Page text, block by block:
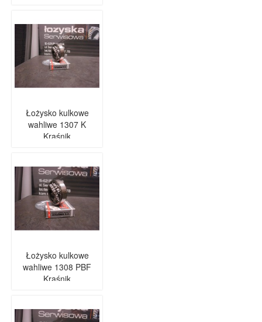
Łożysko kulkowe
wahliwe 1307 K
Kraśnik
Łożysko kulkowe
wahliwe 1308 PBF
Kraśnik